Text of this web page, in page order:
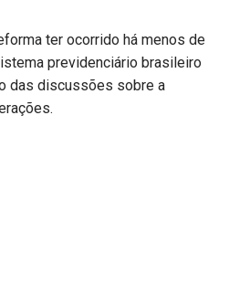
ter ocorrido há menos de
previdenciário brasileiro
das discussões sobre a